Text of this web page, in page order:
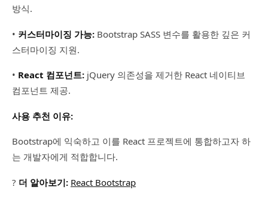
방식.
• 커스터마이징 가능: Bootstrap SASS 변수를 활용한 깊은 커
스터마이징 지원.
• React 컴포넌트: jQuery 의존성을 제거한 React 네이티브
컴포넌트 제공.
사용 추천 이유:
Bootstrap에 익숙하고 이를 React 프로젝트에 통합하고자 하
는 개발자에게 적합합니다.
? 더 알아보기: React Bootstrap